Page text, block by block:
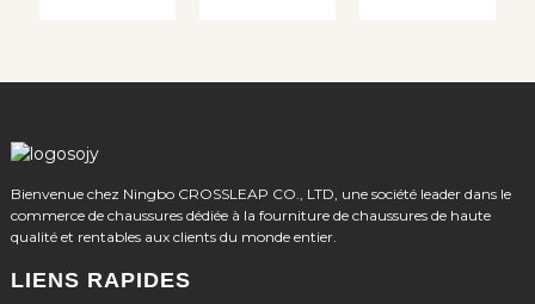
Bienvenue chez Ningbo CROSSLEAP CO., LTD, une société leader dans le
commerce de chaussures dédiée à la fourniture de chaussures de haute
qualité et rentables aux clients du monde entier.
LIENS RAPIDES